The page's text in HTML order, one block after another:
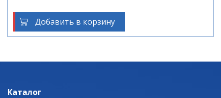
Добавить в корзину
Каталог